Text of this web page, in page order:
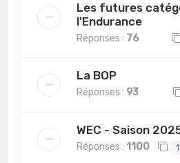
Les futures
l'Endurance
Réponses : 76
La BOP
Réponses : 93
WEC - Saison
Réponses : 1100 1